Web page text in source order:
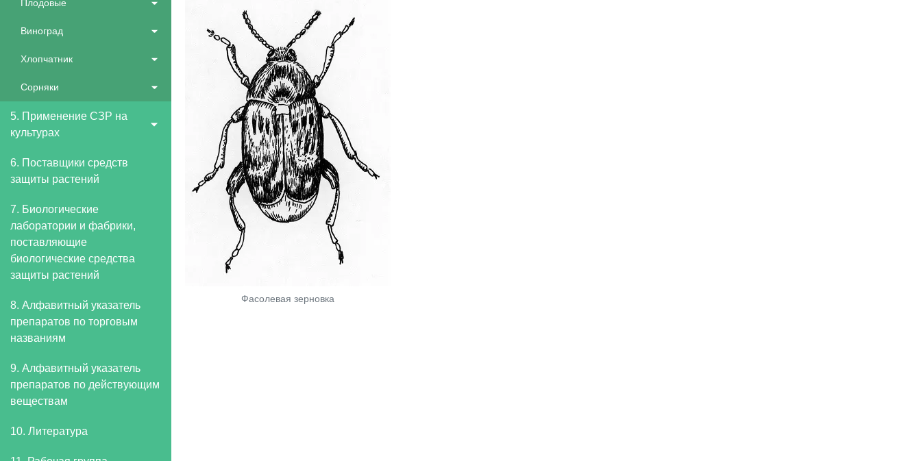
Плодовые
Виноград
Хлопчатник
Сорняки
5. Применение СЗР на
культурах
6. Поставщики средств
защиты растений
7. Биологические
лаборатории и фабрики,
поставляющие
биологические средства
защиты растений
8. Алфавитный указатель
препаратов по торговым
названиям
9. Алфавитный указатель
препаратов по действующим
веществам
10. Литература
Фасолевая зерновка